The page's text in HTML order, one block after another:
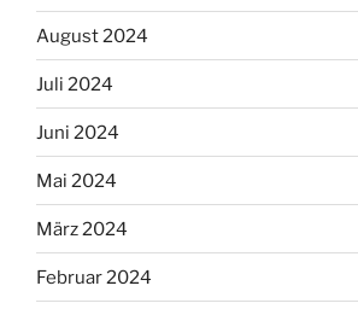
August 2024
Juli 2024
Juni 2024
Mai 2024
März 2024
Februar 2024